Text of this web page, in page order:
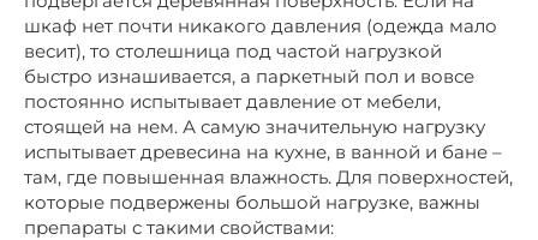
шкаф нет почти никакого давления (одежда мало
весит), то столешница под частой нагрузкой
быстро изнашивается, а паркетный пол и вовсе
постоянно испытывает давление от мебели,
стоящей на нем. А самую значительную нагрузку
испытывает древесина на кухне, в ванной и бане –
там, где повышенная влажность. Для поверхностей,
которые подвержены большой нагрузке, важны
препараты с такими свойствами: